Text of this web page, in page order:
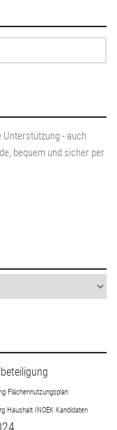
- auch
bequem und sicher per
Flächennutzungsplan
Haushalt INOEK Kandidaten